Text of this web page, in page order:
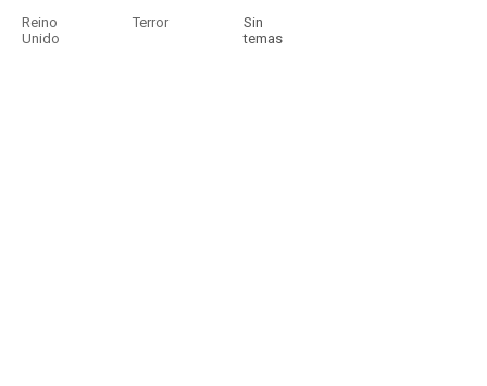
Reino
Unido
Terror
Sin
temas